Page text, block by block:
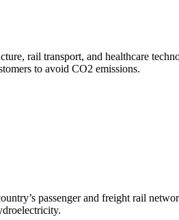
rail transport, and healthcare
to avoid CO2 emissions.
passenger and freight rail